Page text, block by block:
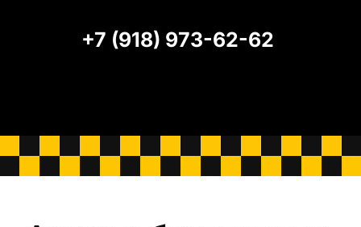
+7 (918) 973-62-62